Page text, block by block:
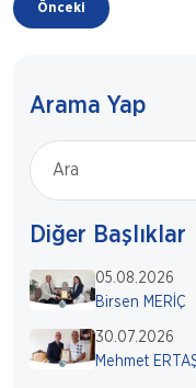
Önceki
Arama Yap
Diğer Başlıklar
05.08.2026
Birsen MERİÇ
30.07.2026
Mehmet